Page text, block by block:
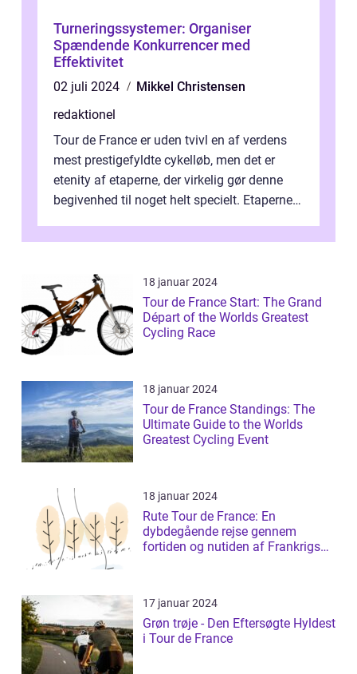
Turneringssystemer: Organiser
Spændende Konkurrencer med
Effektivitet
02 juli 2024
Mikkel Christensen
redaktionel
Tour de France er uden tvivl en af verdens
mest prestigefyldte cykelløb, men det er
etenity af etaperne, der virkelig gør denne
begivenhed til noget helt specielt. Etaperne i
18 januar 2024
Tour de France Start: The Grand
Départ of the Worlds Greatest
Cycling Race
18 januar 2024
Tour de France Standings: The
Ultimate Guide to the Worlds
Greatest Cycling Event
18 januar 2024
Rute Tour de France: En
dybdegående rejse gennem
fortiden og nutiden af Frankrigs
17 januar 2024
Grøn trøje - Den Eftersøgte Hyldest
i Tour de France